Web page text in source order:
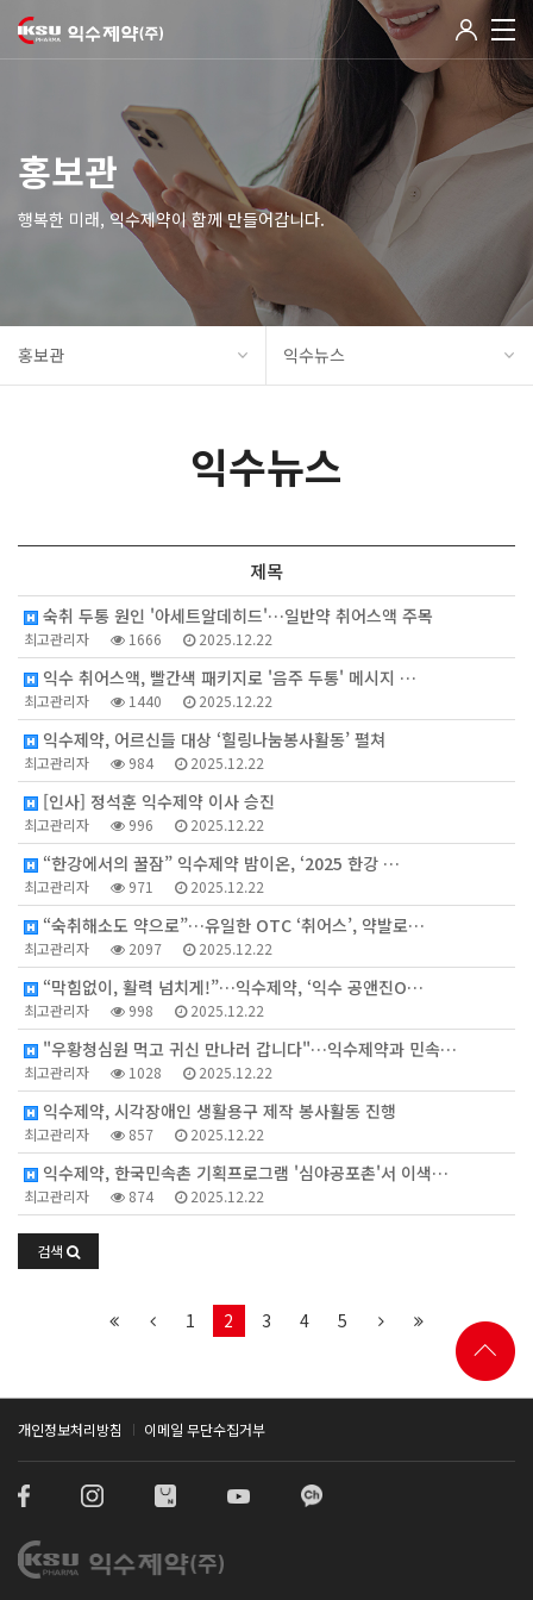
홍보관
행복한 미래, 익수제약이 함께 만들어갑니다.
홍보관 익수뉴스
익수뉴스
제목
숙취 두통 원인 '아세트알데히드'…일반약 취어스액 주목
최고관리자 1666 2025.12.22
익수 취어스액, 빨간색 패키지로 '음주 두통' 메시지 …
최고관리자 1440 2025.12.22
익수제약, 어르신들 대상 ‘힐링나눔봉사활동’ 펼쳐
최고관리자 984 2025.12.22
[인사] 정석훈 익수제약 이사 승진
최고관리자 996 2025.12.22
“한강에서의 꿀잠” 익수제약 밤이온, ‘2025 한강 …
최고관리자 971 2025.12.22
“숙취해소도 약으로”…유일한 OTC ‘취어스’, 약발로…
최고관리자 2097 2025.12.22
“막힘없이, 활력 넘치게!”…익수제약, ‘익수 공앤진O…
최고관리자 998 2025.12.22
"우황청심원 먹고 귀신 만나러 갑니다"…익수제약과 민속…
최고관리자 1028 2025.12.22
익수제약, 시각장애인 생활용구 제작 봉사활동 진행
최고관리자 857 2025.12.22
익수제약, 한국민속촌 기획프로그램 '심야공포촌'서 이색…
최고관리자 874 2025.12.22
검색
1 2 3 4 5
개인정보처리방침 이메일 무단수집거부